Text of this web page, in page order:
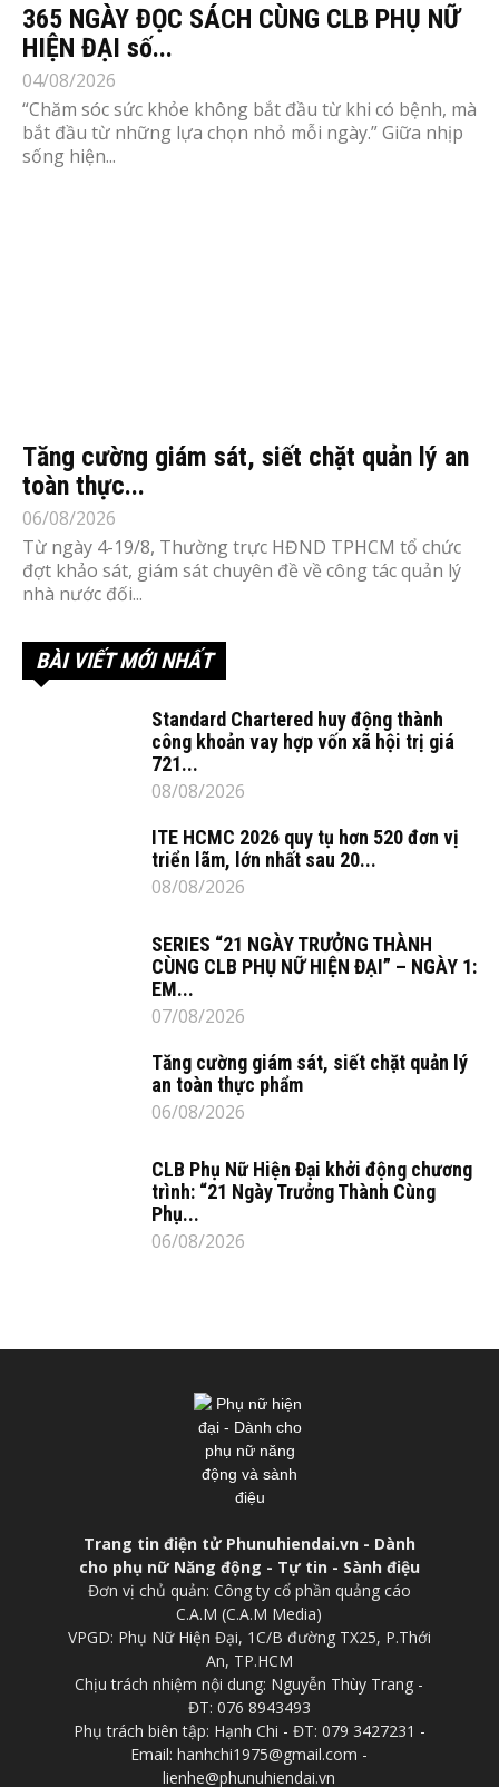
365 NGÀY ĐỌC SÁCH CÙNG CLB PHỤ NỮ
HIỆN ĐẠI số...
04/08/2026
“Chăm sóc sức khỏe không bắt đầu từ khi có bệnh, mà
bắt đầu từ những lựa chọn nhỏ mỗi ngày.” Giữa nhịp
sống hiện...
Tăng cường giám sát, siết chặt quản lý an
toàn thực...
06/08/2026
Từ ngày 4-19/8, Thường trực HĐND TPHCM tổ chức
đợt khảo sát, giám sát chuyên đề về công tác quản lý
nhà nước đối...
BÀI VIẾT MỚI NHẤT
Standard Chartered huy động thành
công khoản vay hợp vốn xã hội trị giá
721...
08/08/2026
ITE HCMC 2026 quy tụ hơn 520 đơn vị
triển lãm, lớn nhất sau 20...
08/08/2026
SERIES “21 NGÀY TRƯỞNG THÀNH
CÙNG CLB PHỤ NỮ HIỆN ĐẠI” – NGÀY 1:
EM...
07/08/2026
Tăng cường giám sát, siết chặt quản lý
an toàn thực phẩm
06/08/2026
CLB Phụ Nữ Hiện Đại khởi động chương
trình: “21 Ngày Trưởng Thành Cùng
Phụ...
06/08/2026
Trang tin điện tử Phunuhiendai.vn - Dành
cho phụ nữ Năng động - Tự tin - Sành điệu
Đơn vị chủ quản: Công ty cổ phần quảng cáo
C.A.M (C.A.M Media)
VPGD: Phụ Nữ Hiện Đại, 1C/B đường TX25, P.Thới
An, TP.HCM
Chịu trách nhiệm nội dung: Nguyễn Thùy Trang -
ĐT: 076 8943493
Phụ trách biên tập: Hạnh Chi - ĐT: 079 3427231 -
Email: hanhchi1975@gmail.com -
lienhe@phunuhiendai.vn